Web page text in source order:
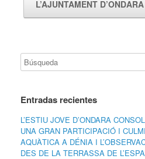
L’AJUNTAMENT
Entradas recientes
L’ESTIU JOVE D’ONDARA
UNA GRAN PARTICIPACIÓ I
AQUÀTICA A DÉNIA I
DES DE LA TERRASSA DE